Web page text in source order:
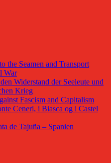
the Seamen and Transport
War
Widerstand der Seeleute und
Krieg
Fascism and Capitalism
Ceneri, i Biasca og i Castel
de Tajuña – Spanien